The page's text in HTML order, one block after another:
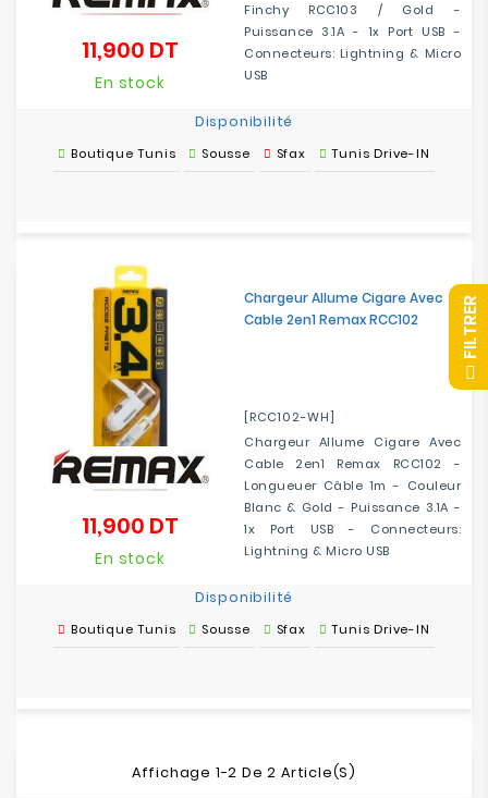
Mobilités
Loisirs
Finchy RCC103 / Gold -
Puissance 3.1A - 1x Port USB -
Connecteurs: Lightning & Micro
USB
11,900 DT
En stock
Disponibilité
Boutique Tunis Sousse Sfax Tunis Drive-IN
Chargeur Allume Cigare Avec
Cable 2en1 Remax RCC102
[RCC102-WH]
Chargeur Allume Cigare Avec
Cable 2en1 Remax RCC102 -
Longueuer Câble 1m - Couleur
Blanc & Gold - Puissance 3.1A -
1x Port USB - Connecteurs:
Lightning & Micro USB
11,900 DT
En stock
Disponibilité
Boutique Tunis Sousse Sfax Tunis Drive-IN
Affichage 1-2 De 2 Article(s)
R